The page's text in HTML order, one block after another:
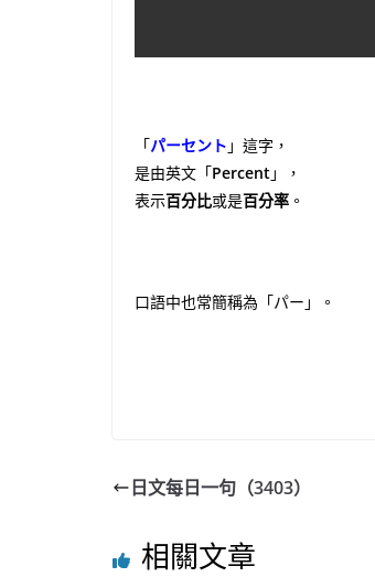
「パーセント 」這字，
是由英文「Percent」，
表示百分比或是百分率 。
口語中也常簡稱為「パー」。
日文每日一句（3403）
相關文章